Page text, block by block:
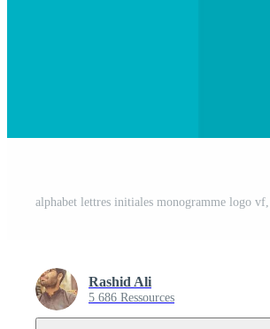
Rashid Ali
5 686 Ressources